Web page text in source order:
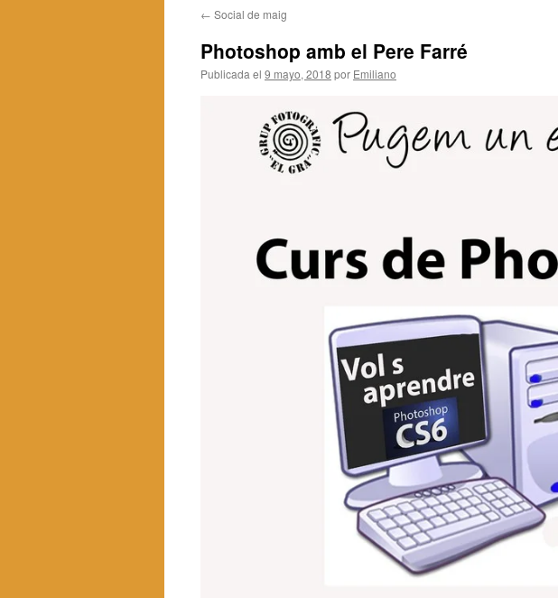
contenido
← Social de maig
Photoshop amb el Pere Farré
Publicada el 9 mayo, 2018 por Emiliano